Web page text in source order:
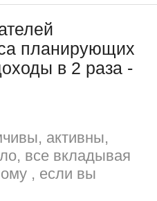
планирующих
в 2 раза -
активны,
все вкладывая
, если вы